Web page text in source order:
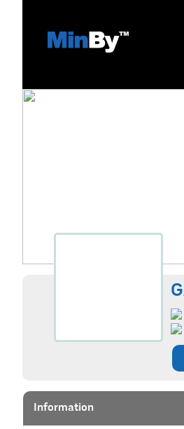
Information